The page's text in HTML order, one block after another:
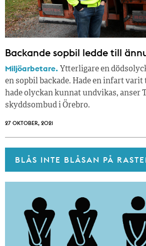
Backande sopbil ledde till
Miljöarbetare. Ytterligare en
en sopbil backade. Hade en infart
hade olyckan kunnat undvikas, anser
skyddsombud i Örebro.
27 OKTOBER, 2021
BLÅS INTE BLÅSAN PÅ